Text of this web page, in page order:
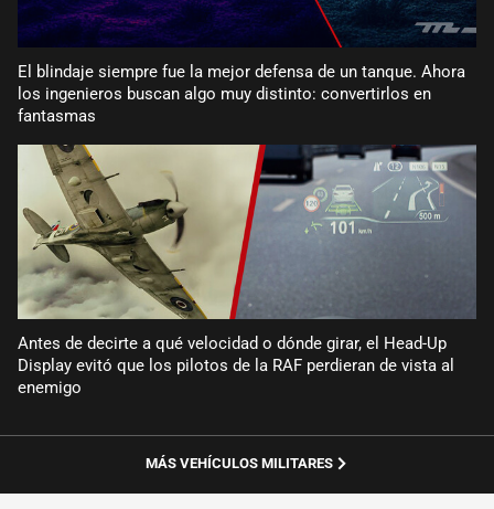
El blindaje siempre fue la mejor defensa de un tanque. Ahora
los ingenieros buscan algo muy distinto: convertirlos en
fantasmas
Antes de decirte a qué velocidad o dónde girar, el Head-Up
Display evitó que los pilotos de la RAF perdieran de vista al
enemigo
MÁS VEHÍCULOS MILITARES